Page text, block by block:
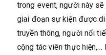
trong event, người này
giai đoạn sự kiện được
truyền thông, người nổi
cộng tác viên thực hiện,…